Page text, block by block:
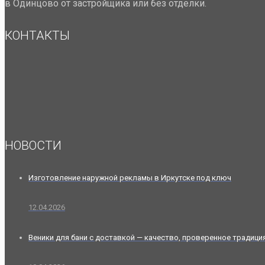
в Одинцово от застройщика или без отделки.
КОНТАКТЫ
НОВОСТИ
Изготовление наружной рекламы в Иркутске под ключ
12.04.2026
Веники для бани с доставкой — качество, проверенное